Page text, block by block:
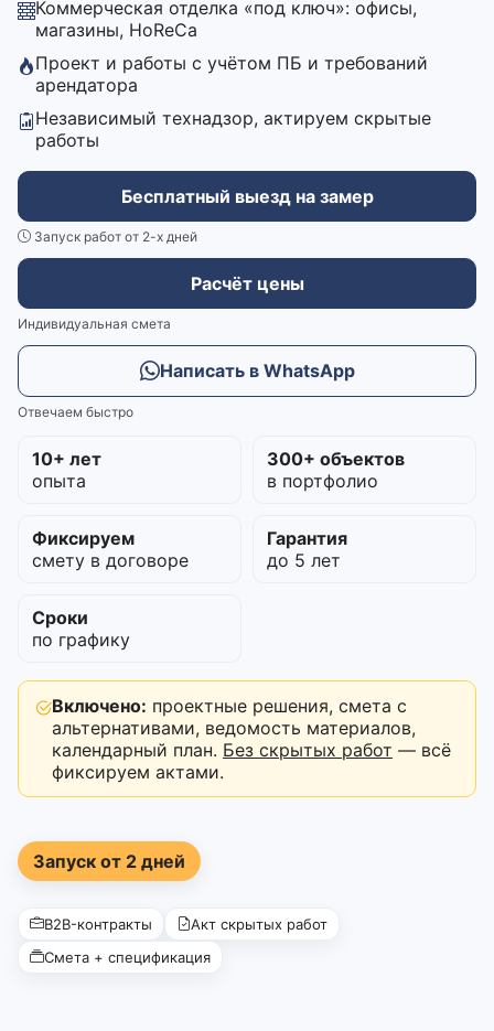
Коммерческая отделка «под ключ»: офисы,
магазины, HoReCa
Проект и работы с учётом ПБ и требований
арендатора
Независимый технадзор, актируем скрытые
работы
Бесплатный выезд на замер
Запуск работ от 2-х дней
Расчёт цены
Индивидуальная смета
Написать в WhatsApp
Отвечаем быстро
10+ лет
опыта
300+ объектов
в портфолио
Фиксируем
смету в договоре
Гарантия
до 5 лет
Сроки
по графику
Включено: проектные решения, смета с
альтернативами, ведомость материалов,
календарный план. Без скрытых работ — всё
фиксируем актами.
Запуск от 2 дней
B2B-контракты
Акт скрытых работ
Смета + спецификация